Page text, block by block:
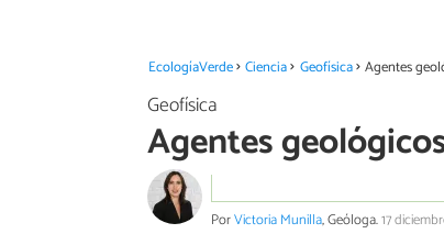
EcologíaVerde Ciencia Geofísica Agentes
Geofísica
Agentes
PorVictoria Munilla, Geóloga.17